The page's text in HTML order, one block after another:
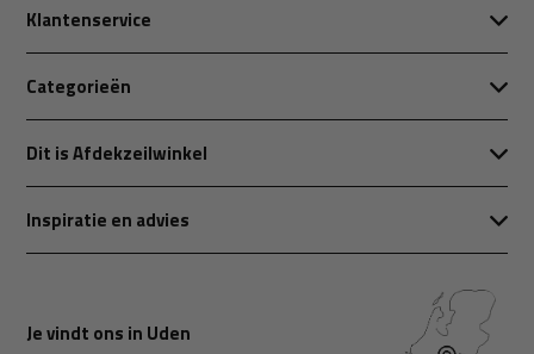
Klantenservice
Categorieën
Dit is Afdekzeilwinkel
Inspiratie en advies
Je vindt ons in Uden